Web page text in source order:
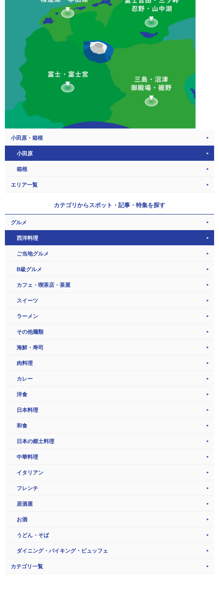
小田原・箱根
小田原
箱根
エリア一覧
カテゴリからスポット・記事・特集を探す
グルメ
西洋料理
ご当地グルメ
B級グルメ
カフェ・喫茶店・茶屋
スイーツ
ラーメン
その他麺類
海鮮・寿司
肉料理
カレー
洋食
日本料理
和食
日本の郷土料理
中華料理
イタリアン
フレンチ
居酒屋
お酒
うどん・そば
ダイニング・バイキング・ビュッフェ
カテゴリ一覧